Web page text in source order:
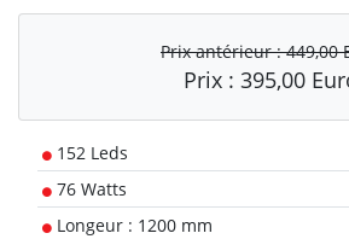
Prix antérieur :449,00
Prix : 395,00
152 Leds
76 Watts
Longeur : 1200 mm